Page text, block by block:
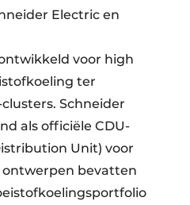
Electric en
voor high
ter
Schneider
als officiële CDU-
Unit) voor
ontwerpen bevatten